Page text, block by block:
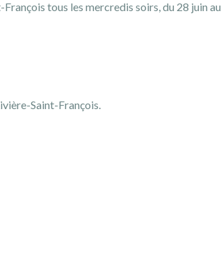
tous les mercredis soirs, du 28 juin
Saint-François.